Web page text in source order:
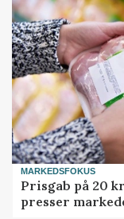
MARKEDSFOKUS
Prisgab på 20
presser